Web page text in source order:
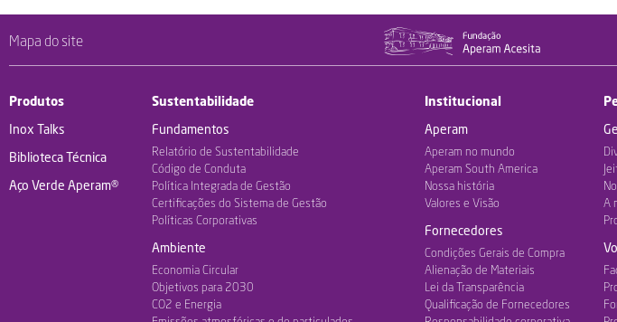
Mapa do site
Produtos
Inox Talks
Biblioteca Técnica
Aço Verde Aperam®
Sustentabilidade
Fundamentos
Relatório de Sustentabilidade
Código de Conduta
Política Integrada de Gestão
Certificações do Sistema de Gestão
Políticas Corporativas
Ambiente
Economia Circular
Objetivos para 2030
CO2 e Energia
Institucional
Aperam
Aperam no mundo
Aperam South America
Nossa história
Valores e Visão
Fornecedores
Condições Gerais de Compra
Alienação de Materiais
Lei da Transparência
Qualificação de Fornecedores
A